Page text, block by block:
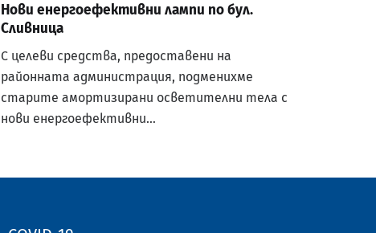
Нови енергоефективни лампи по бул.
Сливница
С целеви средства, предоставени на
районната администрация, подменихме
старите амортизирани осветителни тела с
нови енергоефективни…